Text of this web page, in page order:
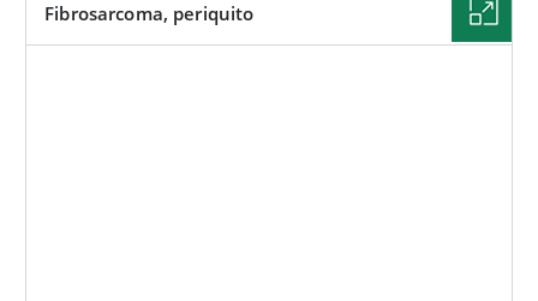
Fibrosarcoma, periquito